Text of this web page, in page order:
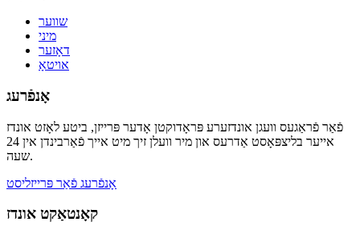
שווער
מיני
דאָזער
אויטאָ
אָנפֿרעג
פֿאַר פֿראַגעס וועגן אונדזערע פּראָדוקטן אָדער פּרייזן, ביטע לאָזט אונדז
אייער בליצפּאָסט אַדרעס און מיר וועלן זיך מיט אייך פֿאַרבינדן אין 24
שעה.
אָנפֿרעג פֿאַר פּרייזליסט
קאָנטאַקט אונדז